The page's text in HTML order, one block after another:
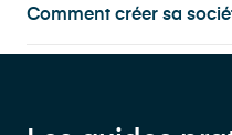
Comment créer sa